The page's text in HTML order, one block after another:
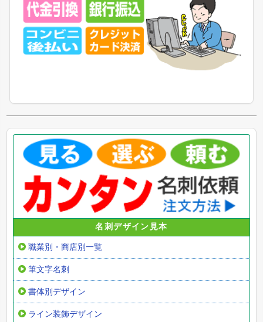
名刺デザイン見本
職業別・商店別一覧
筆文字名刺
書体別デザイン
ライン装飾デザイン